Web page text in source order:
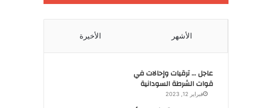
الأشهر الأخيرة
عاجل … ترقيات وإحالات في
قوات الشرطة السودانية
فبراير 12, 2023